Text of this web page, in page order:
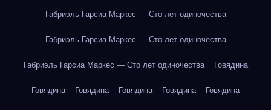
Габриэль Гарсиа Маркес — Сто лет одиночества
Габриэль Гарсиа Маркес — Сто лет одиночества
Габриэль Гарсиа Маркес — Сто лет одиночества Говядина
Говядина Говядина Говядина Говядина Говядина